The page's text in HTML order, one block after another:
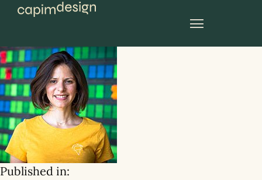
Published in: